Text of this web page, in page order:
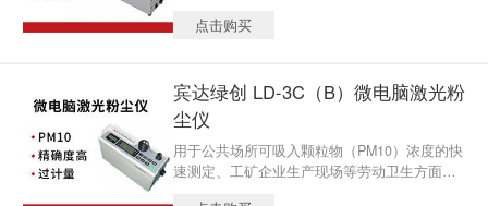
点击购买
宾达绿创 LD-3C（B）微电脑激光粉
尘仪
用于公共场所可吸入颗粒物（PM10）浓度的快
速测定、工矿企业生产现场等劳动卫生方面粉